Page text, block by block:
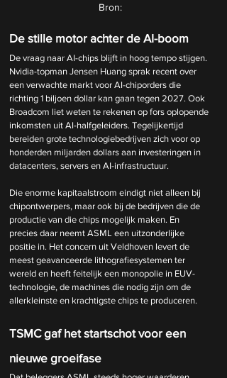
Bron:
De stille motor achter de AI-boom
De vraag naar AI-chips blijft in hoog tempo stijgen.
Nvidia-topman Jensen Huang sprak recent over
een verwachte markt voor AI-chiporders die
richting 1 biljoen dollar kan gaan tegen 2027. Ook
Broadcom liet weten te rekenen op fors oplopende
inkomsten uit AI-halfgeleiders. Tegelijkertijd
bereiden grote technologiebedrijven zich voor op
honderden miljarden dollars aan investeringen in
datacenters, servers en AI-infrastructuur.
Die enorme kapitaalstroom eindigt niet alleen bij
chipontwerpers, maar ook bij de bedrijven die de
productie van die chips mogelijk maken. En
precies daar neemt ASML een uitzonderlijke
positie in. Het concern uit Veldhoven levert de
meest geavanceerde lithografiesystemen ter
wereld en heeft feitelijk een monopolie in EUV-
technologie, de machines die nodig zijn om de
allerkleinste en krachtigste chips te produceren.
TSMC gaf het startschot voor een
nieuwe groeifase